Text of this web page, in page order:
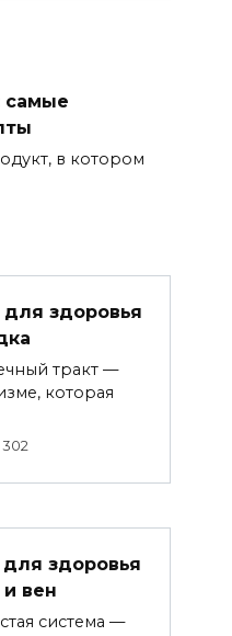
самые
в котором
здоровья
тракт —
которая
302
здоровья
и вен
система —